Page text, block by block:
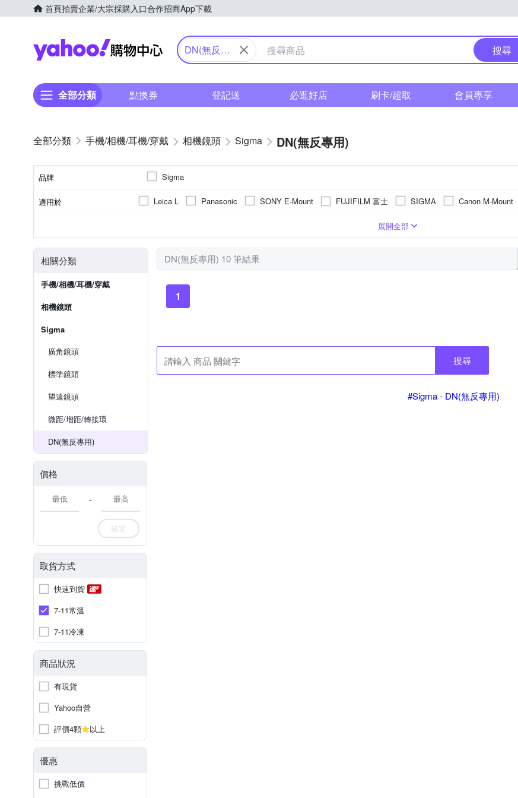
首頁拍賣企業/大宗採購入口合作招商App下載
Yahoo購物中心
DN(無反專
搜尋
全部分類 點換券 登記送 必逛好店 刷卡/超取 會員專享
手機/相機/耳機/穿戴 相機鏡頭 Sigma DN(無反專用)
品牌 Sigma
適用於 Leica L Panasonic SONY E-Mount FUJIFILM 富士 SIGMA Canon M-Mount
廣角變焦 旅遊鏡
展開全部
相關分類
手機/相機/耳機/穿戴
相機鏡頭
Sigma
廣角鏡頭
標準鏡頭
望遠鏡頭
微距/增距/轉接環
DN(無反專用)
價格
-
確定
取貨方式
快速到貨
7-11常溫
7-11冷凍
商品狀況
有現貨
Yahoo自營
評價4顆
以上
優惠
挑戰低價
DN(無反專用) 10 筆結果
1
搜尋
#Sigma - DN(無反專用)